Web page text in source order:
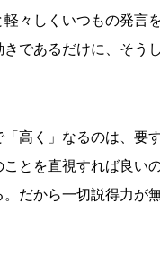
々しくいつもの発言
であるだけに、そう
高く」なるのは、要
とを直視すれば良い
だから一切説得力が